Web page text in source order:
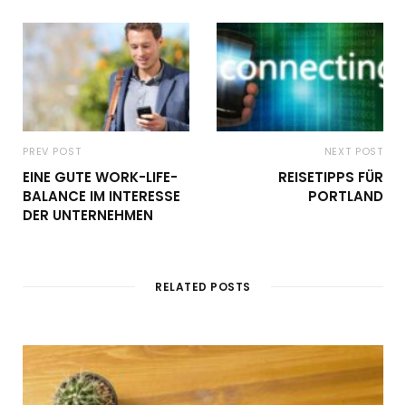
PREV POST
EINE GUTE WORK-LIFE-
BALANCE IM INTERESSE
DER UNTERNEHMEN
NEXT POST
REISETIPPS FÜR
PORTLAND
RELATED POSTS